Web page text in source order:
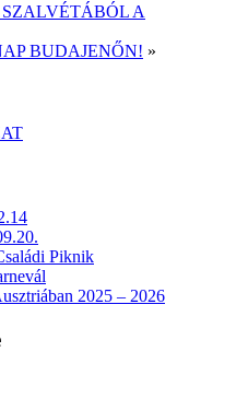
A
BUDAJENŐN! »
Piknik
2025 – 2026